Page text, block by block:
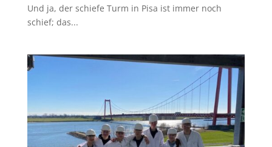
Und ja, der schiefe Turm in Pisa ist immer noch
schief; das...